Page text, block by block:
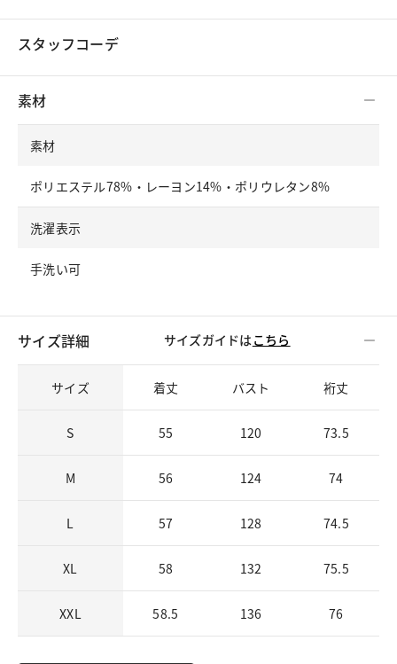
スタッフコーデ
素材
素材
ポリエステル78%・レーヨン14%・ポリウレタン8%
洗濯表示
手洗い可
サイズ詳細 サイズガイドはこちら
サイズ 着丈 バスト 裄丈
S 55 120 73.5
M 56 124 74
L 57 128 74.5
XL 58 132 75.5
XXL 58.5 136 76